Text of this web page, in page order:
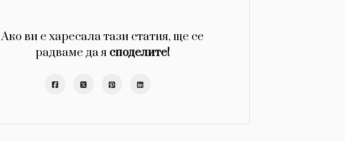
Ако ви е харесала тази статия, ще се
радваме да я споделите!